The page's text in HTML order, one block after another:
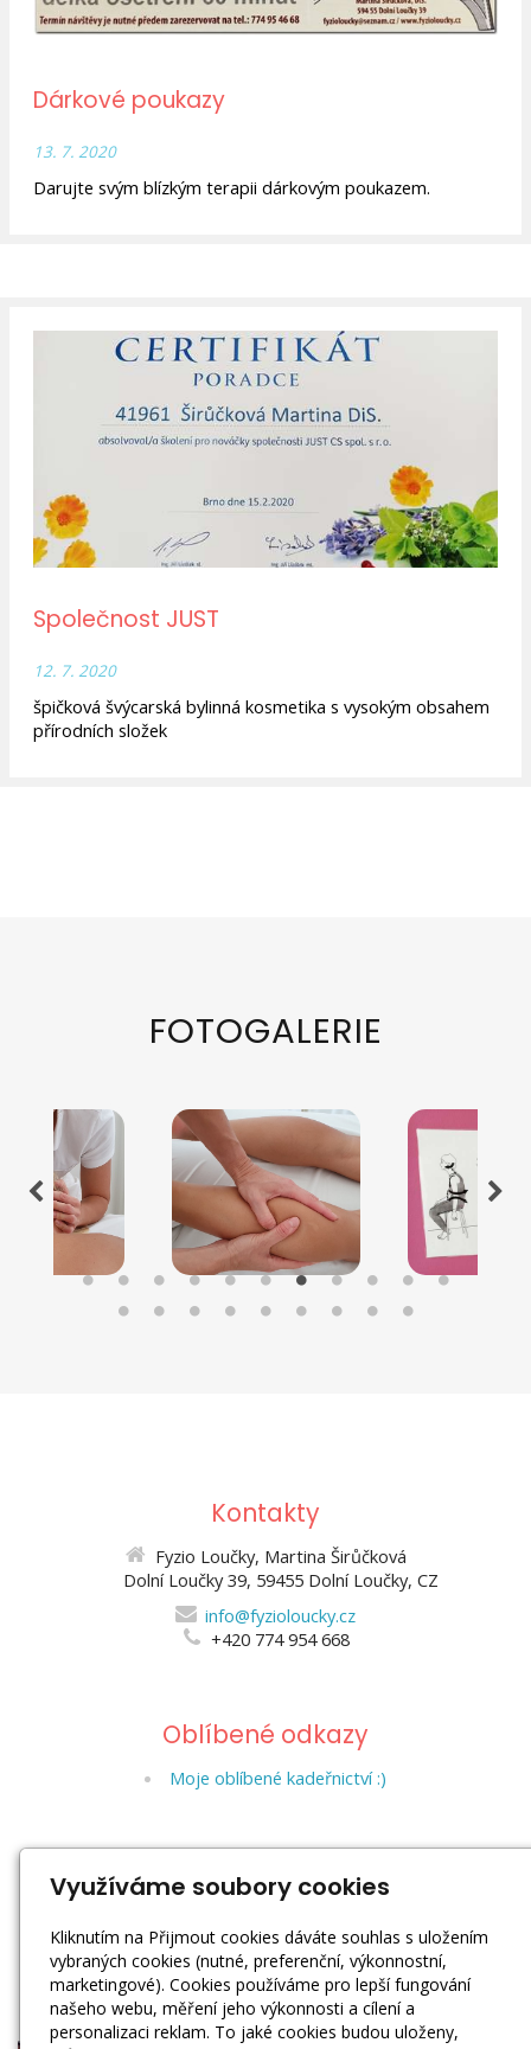
Dárkové poukazy
13. 7. 2020
Darujte svým blízkým terapii dárkovým poukazem.
Společnost JUST
12. 7. 2020
špičková švýcarská bylinná kosmetika s vysokým obsahem
přírodních složek
FOTOGALERIE
Kontakty
Fyzio Loučky, Martina Širůčková
Dolní Loučky 39, 59455 Dolní Loučky, CZ
info@fyzioloucky.cz
+420 774 954 668
Oblíbené odkazy
Moje oblíbené kadeřnictví :)
Využíváme soubory cookies
Kliknutím na Přijmout cookies dáváte souhlas s uložením
vybraných cookies (nutné, preferenční, výkonnostní,
marketingové). Cookies používáme pro lepší fungování
našeho webu, měření jeho výkonnosti a cílení a
personalizaci reklam. To jaké cookies budou uloženy,